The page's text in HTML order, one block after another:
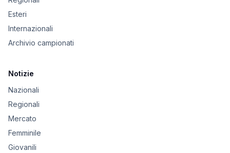
Esteri
Internazionali
Archivio campionati
Notizie
Nazionali
Regionali
Mercato
Femminile
Giovanili